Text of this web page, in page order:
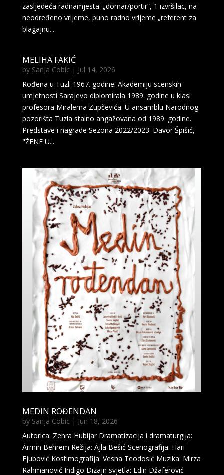
zasljedeća radnamjesta: „domar/portir“, 1 izvršilac, na
neodređeno vrijeme, puno radno vrijeme „referent za
blagajnu...
MELIHA FAKIĆ
by Sanja Cobic| Jul 14, 2026
Rođena u Tuzli 1967. godine. Akademiju scenskih
umjetnosti Sarajevo diplomirala 1989. godine u klasi
profesora Miralema Zupčevića. U ansamblu Narodnog
pozorišta Tuzla stalno angažovana od 1989. godine.
Predstave i nagrade Sezona 2022/2023. Davor Špišić,
"ŽENE U...
MEDIN ROĐENDAN
by Sanja Cobic| Jun 18, 2026
Autorica: Zehra Hubijar Dramatizacija i dramaturgija:
Armin Behrem Režija: Ajla Bešić Scenografija: Hari
Ejubović Kostimografija: Vesna Teodosić Muzika: Mirza
Rahmanović Indigo Dizajn svjetla: Edin Džaferović